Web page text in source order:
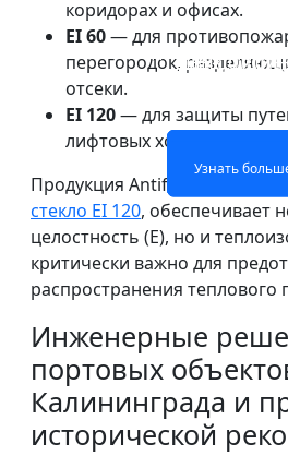
Узнать больше
Узнать больше
СТЕКЛО
Узнать
Узнать
коридорах и офисах.
EI 60— для
перегородок,
отсеки.
EI 120— для защиты
лифтовых холлов в
Продукция Antifires, такая как
стекло EI 120, обеспечивает
целостность (E), но и
критически важно для
распространения теплового
Инженерные
портовых
Калининграда и
исторической